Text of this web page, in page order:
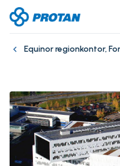
Equinor regionkontor,